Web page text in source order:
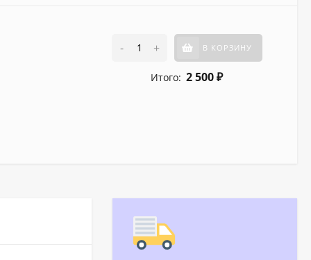
- + В КОРЗИНУ
Итого: 2 500₽